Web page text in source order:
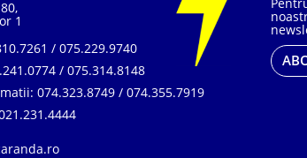
1
/ 075.229.9740
/ 075.314.8148
074.323.8749 / 074.355.7919